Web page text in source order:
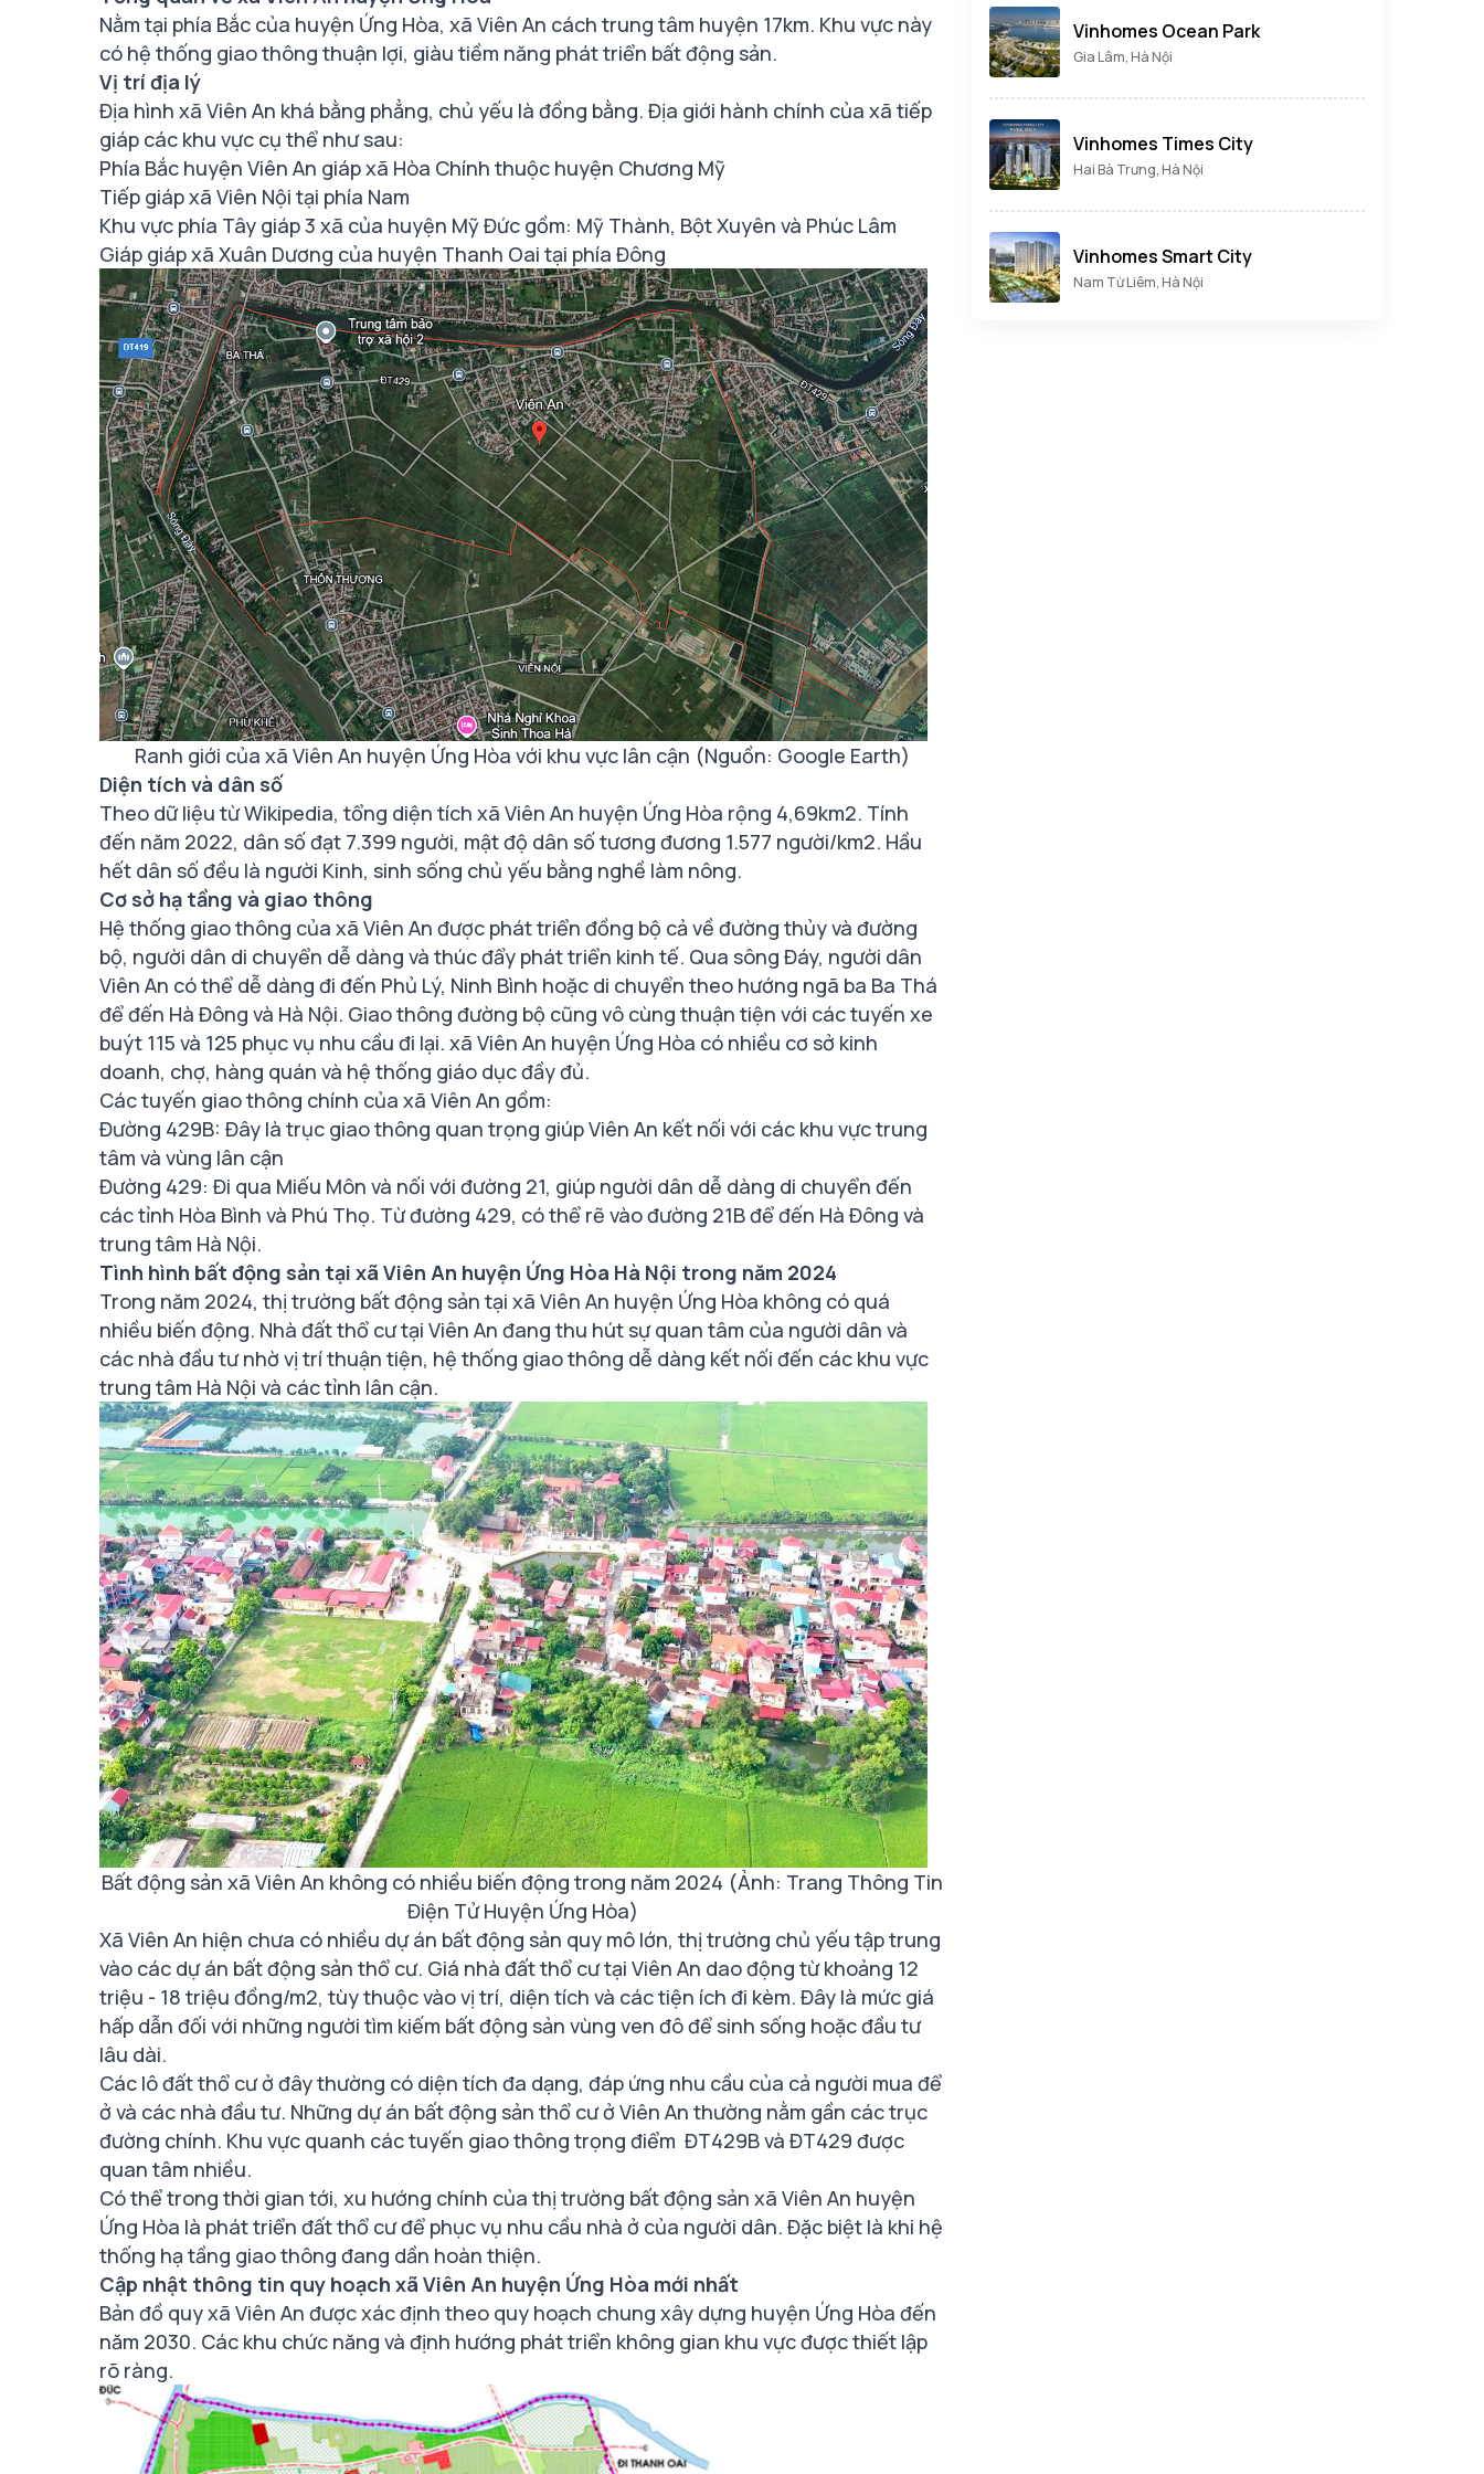
Nằm tại phía Bắc của huyện Ứng Hòa, xã Viên An cách trung tâm huyện 17km. Khu vực này
có hệ thống giao thông thuận lợi, giàu tiềm năng phát triển bất động sản.
Vị trí địa lý
Địa hình xã Viên An khá bằng phẳng, chủ yếu là đồng bằng. Địa giới hành chính của xã tiếp
giáp các khu vực cụ thể như sau:
Phía Bắc huyện Viên An giáp xã Hòa Chính thuộc huyện Chương Mỹ
Tiếp giáp xã Viên Nội tại phía Nam
Khu vực phía Tây giáp 3 xã của huyện Mỹ Đức gồm: Mỹ Thành, Bột Xuyên và Phúc Lâm
Giáp giáp xã Xuân Dương của huyện Thanh Oai tại phía Đông
Ranh giới của xã Viên An huyện Ứng Hòa với khu vực lân cận (Nguồn: Google Earth)
Diện tích và dân số
Theo dữ liệu từ Wikipedia, tổng diện tích xã Viên An huyện Ứng Hòa rộng 4,69km2. Tính
đến năm 2022, dân số đạt 7.399 người, mật độ dân số tương đương 1.577 người/km2. Hầu
hết dân số đều là người Kinh, sinh sống chủ yếu bằng nghề làm nông.
Cơ sở hạ tầng và giao thông
Hệ thống giao thông của xã Viên An được phát triển đồng bộ cả về đường thủy và đường
bộ, người dân di chuyển dễ dàng và thúc đẩy phát triển kinh tế. Qua sông Đáy, người dân
Viên An có thể dễ dàng đi đến Phủ Lý, Ninh Bình hoặc di chuyển theo hướng ngã ba Ba Thá
để đến Hà Đông và Hà Nội. Giao thông đường bộ cũng vô cùng thuận tiện với các tuyến xe
buýt 115 và 125 phục vụ nhu cầu đi lại. xã Viên An huyện Ứng Hòa có nhiều cơ sở kinh
doanh, chợ, hàng quán và hệ thống giáo dục đầy đủ.
Các tuyến giao thông chính của xã Viên An gồm:
Đường 429B: Đây là trục giao thông quan trọng giúp Viên An kết nối với các khu vực trung
tâm và vùng lân cận
Đường 429: Đi qua Miếu Môn và nối với đường 21, giúp người dân dễ dàng di chuyển đến
các tỉnh Hòa Bình và Phú Thọ. Từ đường 429, có thể rẽ vào đường 21B để đến Hà Đông và
trung tâm Hà Nội.
Tình hình bất động sản tại xã Viên An huyện Ứng Hòa Hà Nội trong năm 2024
Trong năm 2024, thị trường bất động sản tại xã Viên An huyện Ứng Hòa không có quá
nhiều biến động. Nhà đất thổ cư tại Viên An đang thu hút sự quan tâm của người dân và
các nhà đầu tư nhờ vị trí thuận tiện, hệ thống giao thông dễ dàng kết nối đến các khu vực
trung tâm Hà Nội và các tỉnh lân cận.
Bất động sản xã Viên An không có nhiều biến động trong năm 2024 (Ảnh: Trang Thông Tin
Điện Tử Huyện Ứng Hòa)
Xã Viên An hiện chưa có nhiều dự án bất động sản quy mô lớn, thị trường chủ yếu tập trung
vào các dự án bất động sản thổ cư. Giá nhà đất thổ cư tại Viên An dao động từ khoảng 12
triệu - 18 triệu đồng/m2, tùy thuộc vào vị trí, diện tích và các tiện ích đi kèm. Đây là mức giá
hấp dẫn đối với những người tìm kiếm bất động sản vùng ven đô để sinh sống hoặc đầu tư
lâu dài.
Các lô đất thổ cư ở đây thường có diện tích đa dạng, đáp ứng nhu cầu của cả người mua để
ở và các nhà đầu tư. Những dự án bất động sản thổ cư ở Viên An thường nằm gần các trục
đường chính. Khu vực quanh các tuyến giao thông trọng điểm ĐT429B và ĐT429 được
quan tâm nhiều.
Có thể trong thời gian tới, xu hướng chính của thị trường bất động sản xã Viên An huyện
Ứng Hòa là phát triển đất thổ cư để phục vụ nhu cầu nhà ở của người dân. Đặc biệt là khi hệ
thống hạ tầng giao thông đang dần hoàn thiện.
Cập nhật thông tin quy hoạch xã Viên An huyện Ứng Hòa mới nhất
Bản đồ quy xã Viên An được xác định theo quy hoạch chung xây dựng huyện Ứng Hòa đến
năm 2030. Các khu chức năng và định hướng phát triển không gian khu vực được thiết lập
rõ ràng.
Vinhomes Ocean Park
Gia Lâm, Hà Nội
Vinhomes Times City
Hai Bà Trưng, Hà Nội
Vinhomes Smart City
Nam Từ Liêm, Hà Nội